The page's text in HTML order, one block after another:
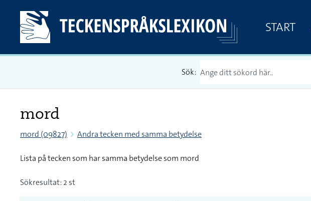
START
Sök:
mord
mord (09827) Andra tecken med samma betydelse
Lista på tecken som har samma betydelse som mord
Sökresultat: 2 st